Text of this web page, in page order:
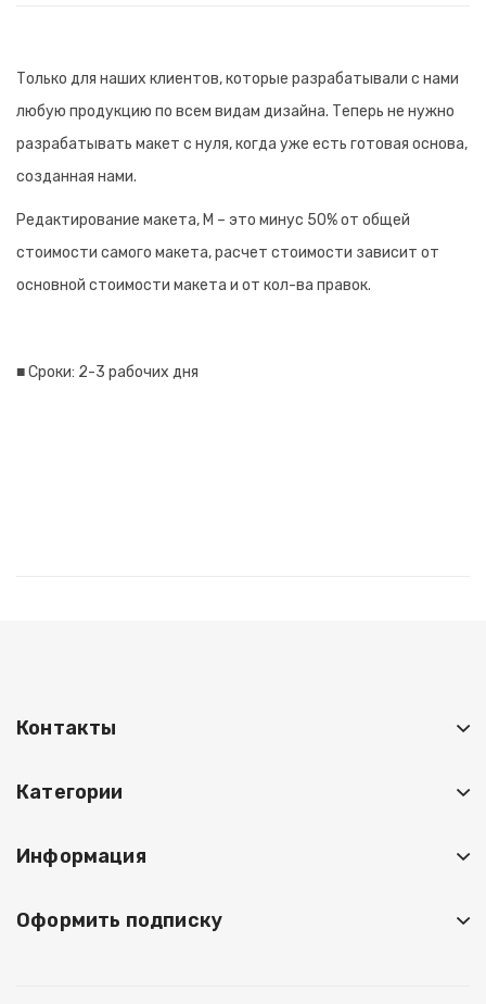
Только для наших клиентов, которые разрабатывали с нами
любую продукцию по всем видам дизайна. Теперь не нужно
разрабатывать макет с нуля, когда уже есть готовая основа,
созданная нами.
Редактирование макета, M – это минус 50% от общей
стоимости самого макета, расчет стоимости зависит от
основной стоимости макета и от кол-ва правок.
■ Сроки: 2-3 рабочих дня
Контакты
Категории
Информация
Оформить подписку